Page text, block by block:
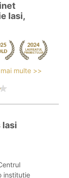
Iasi,
multe >>
instituție